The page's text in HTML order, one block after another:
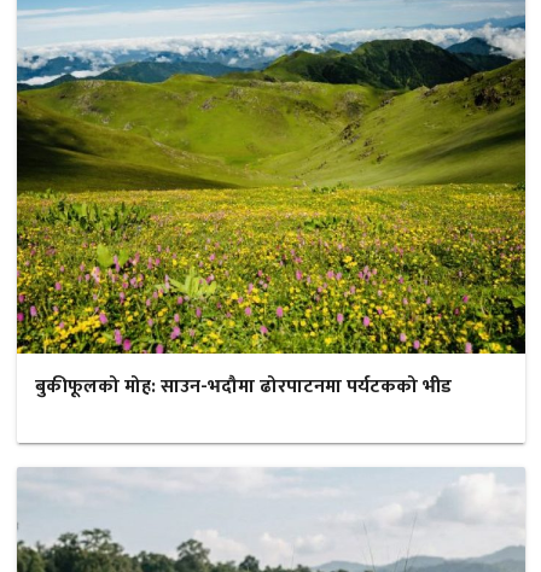
बुकीफूलको मोह: साउन-भदौमा ढोरपाटनमा पर्यटकको भीड